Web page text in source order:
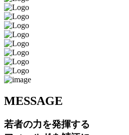
MESSAGE
若者の力を発揮する